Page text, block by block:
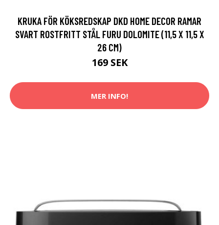
KRUKA FÖR KÖKSREDSKAP DKD HOME DECOR RAMAR
SVART ROSTFRITT STÅL FURU DOLOMITE (11,5 X 11,5 X
26 CM)
169 SEK
MER INFO!